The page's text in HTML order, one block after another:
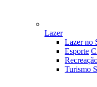
Lazer
Lazer no
Esporte
Turismo